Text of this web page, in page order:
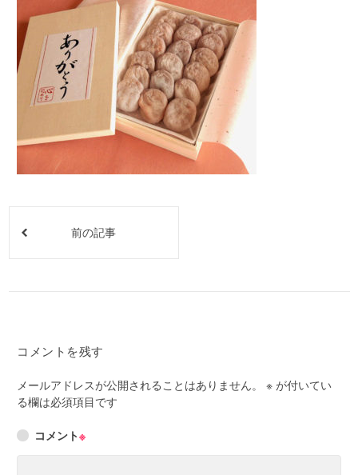
前の記事
コメントを残す
メールアドレスが公開されることはありません。 ※ が付いてい
る欄は必須項目です
コメント※